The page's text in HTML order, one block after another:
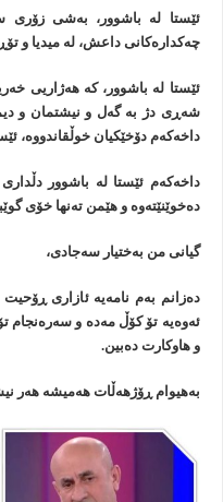
ئێستا لە باشوور، بەشی زۆری
چەکدارەکانی داعش، لە میدیا و
ئێستا لە باشوور، کە هەژاریی
شەڕی دژ بە گەل و نیشتمان و
داخەکەم دۆخێکیان خوڵقاندووە،
داخەکەم ئێستا لە باشوور
دەخوێنێتەوە و هێمن تەنها خۆی
گیانی من بەختیار سەجادی،
دەزانم بەم نامەیە ئازاری ڕۆحیت
ئەوەیە تۆ کۆڵ مەدە و سەرەنجام
و هاوکارت دەبین.
بەهیوام ڕۆژهەڵات هەمیشە هەر